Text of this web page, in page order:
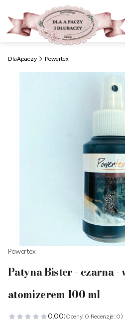
DlaApaczy Powertex
Powertex
Patyna Bister - czarna -
atomizerem 100 ml
0.00(Oceny: 0 Recenzje: 0)